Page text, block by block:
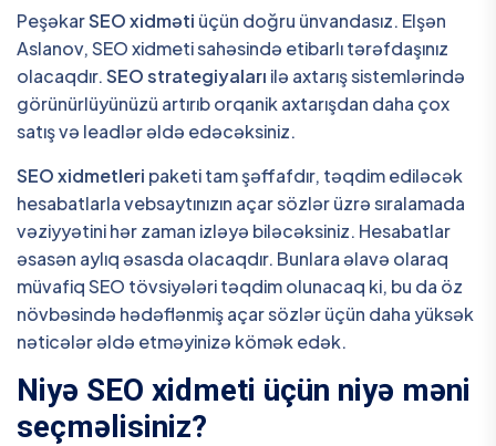
PeşəkarSEO xidməti üçün doğru ünvandasız. Elşən
Aslanov, SEO xidmeti sahəsində etibarlı tərəfdaşınız
olacaqdır.SEO strategiyaları ilə axtarış sistemlərində
görünürlüyünüzü artırıb orqanik axtarışdan daha çox
satış və leadlər əldə edəcəksiniz.
SEO xidmetleri paketi tam şəffafdır, təqdim ediləcək
hesabatlarla vebsaytınızın açar sözlər üzrə sıralamada
vəziyyətini hər zaman izləyə biləcəksiniz. Hesabatlar
əsasən aylıq əsasda olacaqdır. Bunlara əlavə olaraq
müvafiq SEO tövsiyələri təqdim olunacaq ki, bu da öz
növbəsində hədəflənmiş açar sözlər üçün daha yüksək
nəticələr əldə etməyinizə kömək edək.
Niyə SEO xidmeti üçün niyə məni
seçməlisiniz?